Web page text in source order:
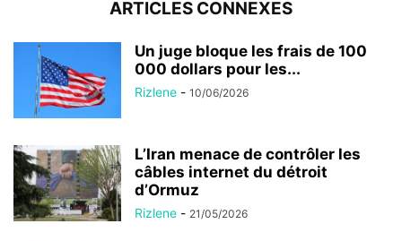
ARTICLES CONNEXES
Un juge bloque les frais de 100
000 dollars pour les...
Rizlene - 10/06/2026
L’Iran menace de contrôler les
câbles internet du détroit
d’Ormuz
Rizlene - 21/05/2026